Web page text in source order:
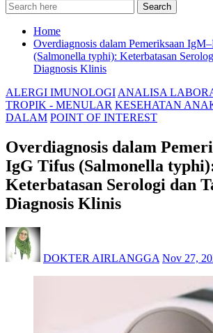
Search
Home
Overdiagnosis dalam Pemeriksaan
(Salmonella typhi): Keterbatasan
Diagnosis Klinis
ALERGI IMUNOLOGI ANALISA
TROPIK - MENULAR KESEHATAN
DALAM POINT OF INTEREST
Overdiagnosis dalam
IgG Tifus (Salmonella
Keterbatasan Serologi dan
Diagnosis Klinis
DOKTER AIRLANGGA Nov 27,